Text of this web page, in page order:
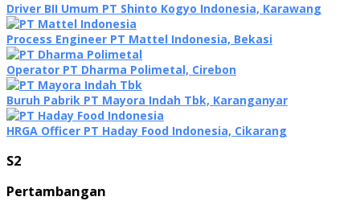
Driver BII Umum PT Shinto Kogyo Indonesia, Karawang
Process Engineer PT Mattel Indonesia, Bekasi
Operator PT Dharma Polimetal, Cirebon
Buruh Pabrik PT Mayora Indah Tbk, Karanganyar
HRGA Officer PT Haday Food Indonesia, Cikarang
S2
Pertambangan